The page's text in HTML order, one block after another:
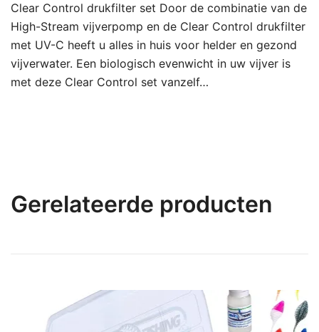
Clear Control drukfilter set Door de combinatie van de
High-Stream vijverpomp en de Clear Control drukfilter
met UV-C heeft u alles in huis voor helder en gezond
vijverwater. Een biologisch evenwicht in uw vijver is
met deze Clear Control set vanzelf…
Gerelateerde producten